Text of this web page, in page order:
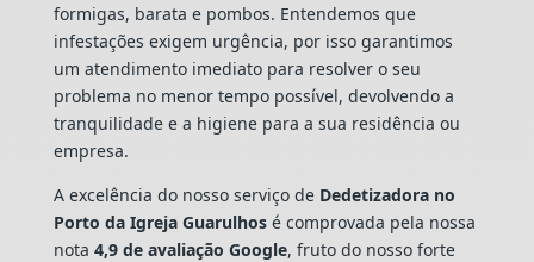
formigas, barata e pombos. Entendemos que
infestações exigem urgência, por isso garantimos
um atendimento imediato para resolver o seu
problema no menor tempo possível, devolvendo a
tranquilidade e a higiene para a sua residência ou
empresa.
A excelência do nosso serviço de Dedetizadora no
Porto da Igreja Guarulhosé comprovada pela nossa
nota 4,9 de avaliação Google, fruto do nosso forte